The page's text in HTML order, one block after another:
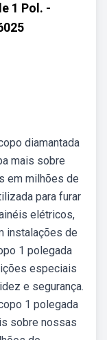
1 Pol. -
diamantada
mais sobre
em milhões de
para furar
elétricos,
instalações de
1 polegada
especiais
e segurança.
1 polegada
sobre nossas